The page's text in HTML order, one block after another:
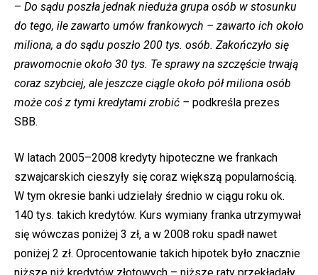
– Do sądu poszła jednak nieduża grupa osób w stosunku
do tego, ile zawarto umów frankowych – zawarto ich około
miliona, a do sądu poszło 200 tys. osób. Zakończyło się
prawomocnie około 30 tys. Te sprawy na szczęście trwają
coraz szybciej, ale jeszcze ciągle około pół miliona osób
może coś z tymi kredytami zrobić – podkreśla prezes
SBB.
W latach 2005–2008 kredyty hipoteczne we frankach
szwajcarskich cieszyły się coraz większą popularnością.
W tym okresie banki udzielały średnio w ciągu roku ok.
140 tys. takich kredytów. Kurs wymiany franka utrzymywał
się wówczas poniżej 3 zł, a w 2008 roku spadł nawet
poniżej 2 zł. Oprocentowanie takich hipotek było znacznie